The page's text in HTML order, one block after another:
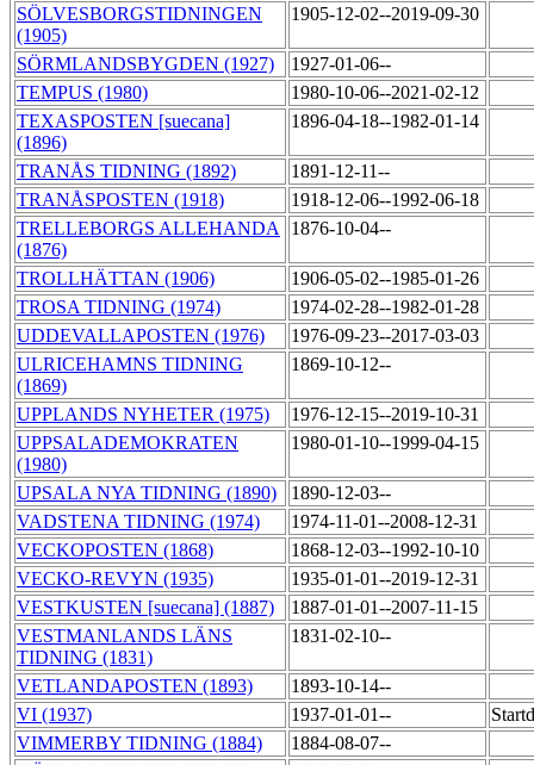
SÖLVESBORGSTIDNINGEN
(1905)
1905-12-02--2019-09-30
SÖRMLANDSBYGDEN (1927)
1927-01-06--
TEMPUS (1980)
1980-10-06--2021-02-12
TEXASPOSTEN [suecana]
(1896)
1896-04-18--1982-01-14
TRANÅS TIDNING (1892)
1891-12-11--
TRANÅSPOSTEN (1918)
1918-12-06--1992-06-18
TRELLEBORGS ALLEHANDA
(1876)
1876-10-04--
TROLLHÄTTAN (1906)
1906-05-02--1985-01-26
TROSA TIDNING (1974)
1974-02-28--1982-01-28
UDDEVALLAPOSTEN (1976)
1976-09-23--2017-03-03
ULRICEHAMNS TIDNING
(1869)
1869-10-12--
UPPLANDS NYHETER (1975)
1976-12-15--2019-10-31
UPPSALADEMOKRATEN
(1980)
1980-01-10--1999-04-15
UPSALA NYA TIDNING (1890)
1890-12-03--
VADSTENA TIDNING (1974)
1974-11-01--2008-12-31
VECKOPOSTEN (1868)
1868-12-03--1992-10-10
VECKO-REVYN (1935)
1935-01-01--2019-12-31
VESTKUSTEN [suecana] (1887)
1887-01-01--2007-11-15
VESTMANLANDS LÄNS
TIDNING (1831)
1831-02-10--
VETLANDAPOSTEN (1893)
1893-10-14--
VI (1937)
1937-01-01--
VIMMERBY TIDNING (1884)
1884-08-07--